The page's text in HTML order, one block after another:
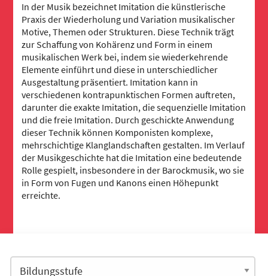
In der Musik bezeichnet Imitation die künstlerische
Praxis der Wiederholung und Variation musikalischer
Motive, Themen oder Strukturen. Diese Technik trägt
zur Schaffung von Kohärenz und Form in einem
musikalischen Werk bei, indem sie wiederkehrende
Elemente einführt und diese in unterschiedlicher
Ausgestaltung präsentiert. Imitation kann in
verschiedenen kontrapunktischen Formen auftreten,
darunter die exakte Imitation, die sequenzielle Imitation
und die freie Imitation. Durch geschickte Anwendung
dieser Technik können Komponisten komplexe,
mehrschichtige Klanglandschaften gestalten. Im Verlauf
der Musikgeschichte hat die Imitation eine bedeutende
Rolle gespielt, insbesondere in der Barockmusik, wo sie
in Form von Fugen und Kanons einen Höhepunkt
erreichte.